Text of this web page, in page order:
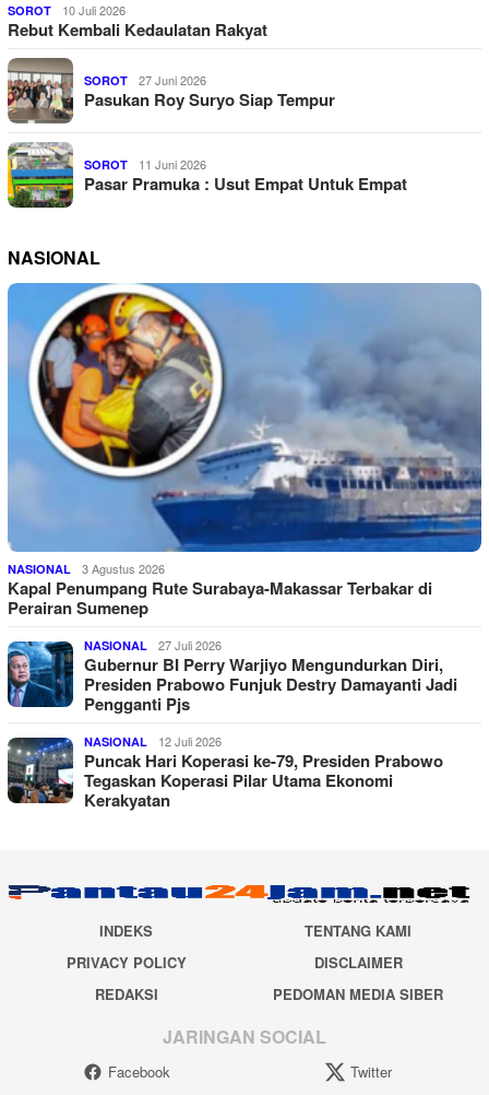
SOROT 10 Juli 2026
Rebut Kembali Kedaulatan Rakyat
SOROT 27 Juni 2026
Pasukan Roy Suryo Siap Tempur
SOROT 11 Juni 2026
Pasar Pramuka : Usut Empat Untuk Empat
NASIONAL
NASIONAL 3 Agustus 2026
Kapal Penumpang Rute Surabaya-Makassar Terbakar di
Perairan Sumenep
NASIONAL 27 Juli 2026
Gubernur BI Perry Warjiyo Mengundurkan Diri,
Presiden Prabowo Funjuk Destry Damayanti Jadi
Pengganti Pjs
NASIONAL 12 Juli 2026
Puncak Hari Koperasi ke-79, Presiden Prabowo
Tegaskan Koperasi Pilar Utama Ekonomi
Kerakyatan
INDEKS
TENTANG KAMI
PRIVACY POLICY
DISCLAIMER
REDAKSI
PEDOMAN MEDIA SIBER
JARINGAN SOCIAL
Facebook
Twitter